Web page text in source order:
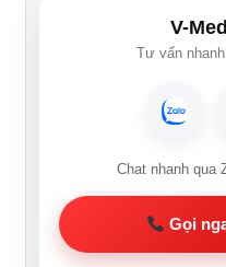
V-
Tư vấn
Chat nhanh qua
Gọi